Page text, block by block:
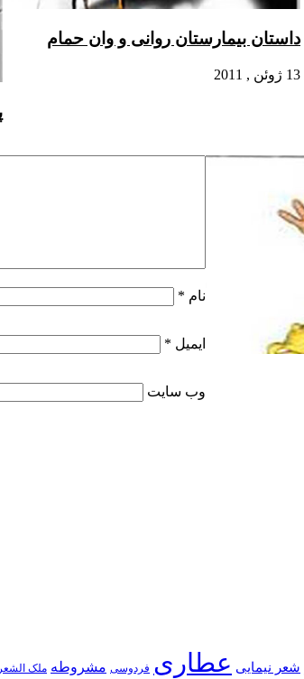
داستان بیمارستان روانى و وان حمام
13 ژوئن , 2011
نام *
ایمیل *
وب‌ سایت
شعر نیمایی عطاری فردوسی مشروطه ملک